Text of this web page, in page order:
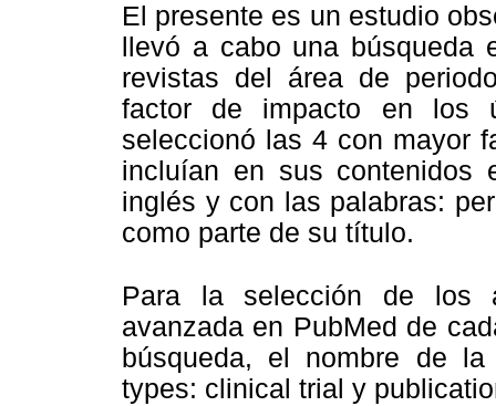
El presente es un estudio
llevó a cabo una
revistas del área de
factor de impacto en los
seleccionó las 4 con mayor
incluían en sus contenidos
inglés y con las palabras:
como parte de su título.
Para la selección de los
avanzada en PubMed de
búsqueda, el nombre de
types: clinical trial y